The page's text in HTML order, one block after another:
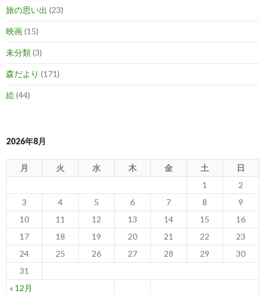
旅の思い出 (23)
映画(15)
未分類(3)
森だより (171)
絵(44)
2026年8月
月 火 水 木 金 土 日
« 12月
1
2
3
4 5 6 7 8
9
10
11 12 13 14 15
16
17
18 19 20 21 22
23
24
25 26 27 28 29
30
31